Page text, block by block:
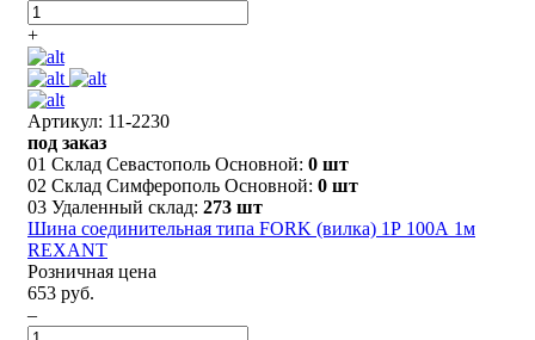
+
Артикул: 11-2230
под заказ
01 Склад Севастополь Основной: 0 шт
02 Склад Симферополь Основной: 0 шт
03 Удаленный склад: 273 шт
Шина соединительная типа FORK (вилка) 1Р 100А 1м
REXANT
Розничная цена
653 руб.
–